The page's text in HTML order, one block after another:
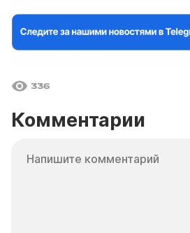
336
Комментарии